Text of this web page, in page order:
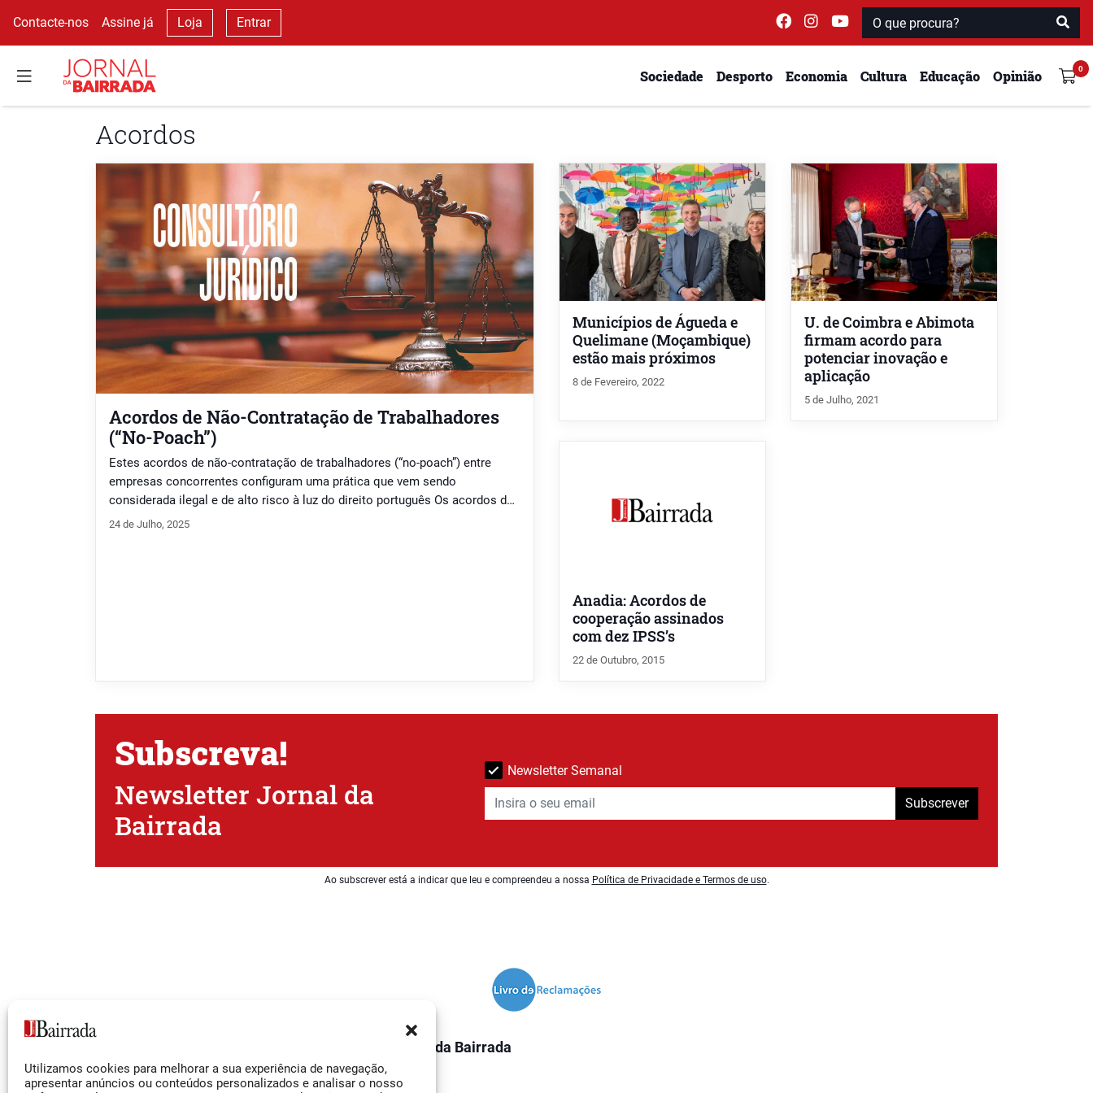
Utilizamos cookies para melhorar a sua experiência de navegação,
apresentar anúncios ou conteúdos personalizados e analisar o nosso
Contacte-nos Assine já Loja Entrar
Sociedade Desporto Economia Cultura Educação Opinião
Acordos
Acordos de Não-Contratação de Trabalhadores
(“No-Poach”)
Estes acordos de não-contratação de trabalhadores (“no-poach”) entre
empresas concorrentes configuram uma prática que vem sendo
considerada ilegal e de alto risco à luz do direito português Os acordos de
não-contratação de trabalhadores – conhecidos como “no-poach” – são
24 de Julho, 2025
Municípios de Águeda e
Quelimane (Moçambique)
estão mais próximos
8 de Fevereiro, 2022
U. de Coimbra e Abimota
firmam acordo para
potenciar inovação e
aplicação
5 de Julho, 2021
Anadia: Acordos de
cooperação assinados
com dez IPSS’s
22 de Outubro, 2015
Subscreva!
Newsletter Jornal da
Bairrada
Newsletter Semanal
Subscrever
Ao subscrever está a indicar que leu e compreendeu a nossa Política de Privacidade e Termos de uso.
Facebook
O Jornal da Bairrada
Contactos